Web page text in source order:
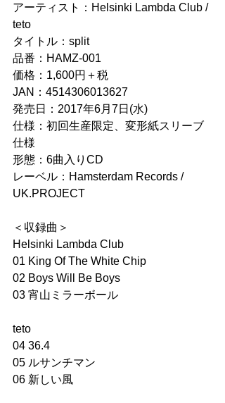
アーティスト：Helsinki Lambda Club /
teto
タイトル：split
品番：HAMZ-001
価格：1,600円＋税
JAN：4514306013627
発売日：2017年6月7日(水)
仕様：初回生産限定、変形紙スリーブ
仕様
形態：6曲入りCD
レーベル：Hamsterdam Records /
UK.PROJECT
＜収録曲＞
Helsinki Lambda Club
01 King Of The White Chip
02 Boys Will Be Boys
03 宵山ミラーボール
teto
04 36.4
05 ルサンチマン
06 新しい風